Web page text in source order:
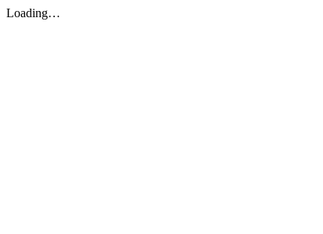
Loading…